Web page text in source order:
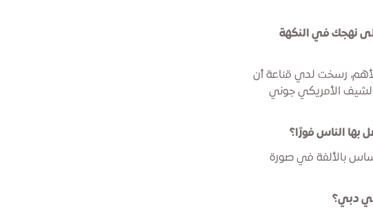
نهجك في النكهة
رسخت لدي قناعة أن
الشيف الأمريكي جوني
بها الناس فورًا؟
بالألفة في صورة
دبي؟